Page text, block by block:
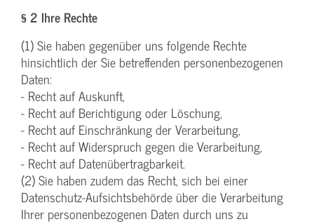
§ 2 Ihre Rechte
(1) Sie haben gegenüber uns folgende Rechte
hinsichtlich der Sie betreffenden personenbezogenen
Daten:
- Recht auf Auskunft,
- Recht auf Berichtigung oder Löschung,
- Recht auf Einschränkung der Verarbeitung,
- Recht auf Widerspruch gegen die Verarbeitung,
- Recht auf Datenübertragbarkeit.
(2) Sie haben zudem das Recht, sich bei einer
Datenschutz-Aufsichtsbehörde über die Verarbeitung
Ihrer personenbezogenen Daten durch uns zu